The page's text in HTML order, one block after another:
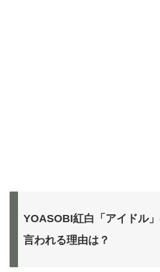
YOASOBI紅白「アイドル
言われる理由は？